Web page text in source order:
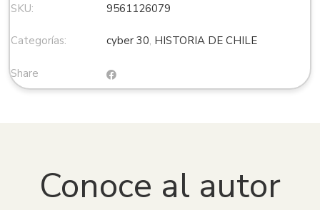
SKU: 9561126079
Categorías: cyber 30, HISTORIA DE CHILE
Share
Conoce al autor